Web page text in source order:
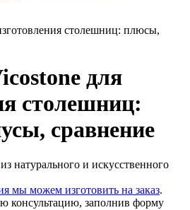
столешниц: плюсы,
для
столешниц:
сравнение
натурального и искусственного
мы можем изготовить на заказ.
консультацию, заполнив форму